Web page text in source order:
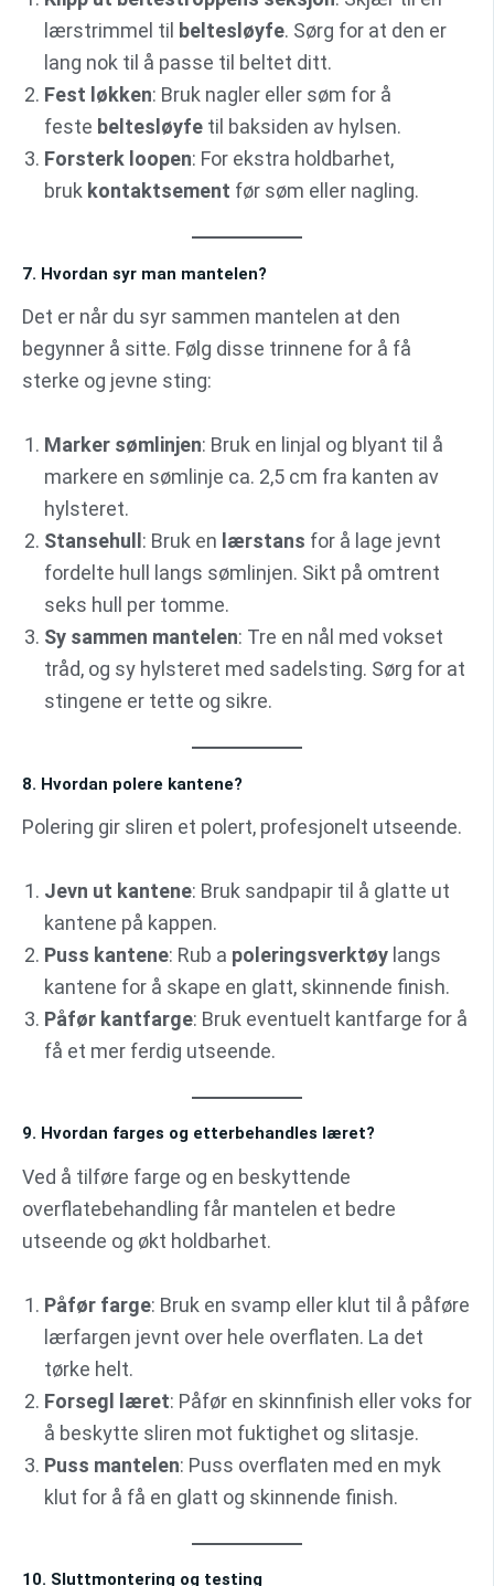
lærstrimmel til beltesløyfe. Sørg for at den er
lang nok til å passe til beltet ditt.
Fest løkken: Bruk nagler eller søm for å
feste beltesløyfe til baksiden av hylsen.
Forsterk loopen: For ekstra holdbarhet,
bruk kontaktsement før søm eller nagling.
7. Hvordan syr man mantelen?
Det er når du syr sammen mantelen at den
begynner å sitte. Følg disse trinnene for å få
sterke og jevne sting:
Marker sømlinjen: Bruk en linjal og blyant til å
markere en sømlinje ca. 2,5 cm fra kanten av
hylsteret.
Stansehull : Bruk en lærstans for å lage jevnt
fordelte hull langs sømlinjen. Sikt på omtrent
seks hull per tomme.
Sy sammen mantelen: Tre en nål med vokset
tråd, og sy hylsteret med sadelsting. Sørg for at
stingene er tette og sikre.
8. Hvordan polere kantene?
Polering gir sliren et polert, profesjonelt utseende.
Jevn ut kantene: Bruk sandpapir til å glatte ut
kantene på kappen.
Puss kantene: Rub a poleringsverktøy langs
kantene for å skape en glatt, skinnende finish.
Påfør kantfarge: Bruk eventuelt kantfarge for å
få et mer ferdig utseende.
9. Hvordan farges og etterbehandles læret?
Ved å tilføre farge og en beskyttende
overflatebehandling får mantelen et bedre
utseende og økt holdbarhet.
Påfør farge: Bruk en svamp eller klut til å påføre
lærfargen jevnt over hele overflaten. La det
tørke helt.
Forsegl læret: Påfør en skinnfinish eller voks for
å beskytte sliren mot fuktighet og slitasje.
Puss mantelen: Puss overflaten med en myk
klut for å få en glatt og skinnende finish.
10. Sluttmontering og testing